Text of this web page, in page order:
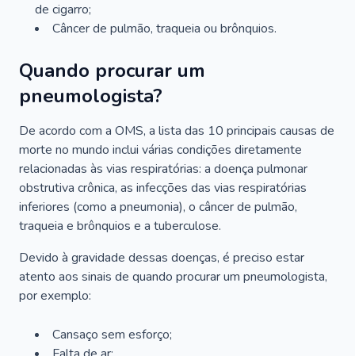
de cigarro;
Câncer de pulmão, traqueia ou brônquios.
Quando procurar um
pneumologista?
De acordo com a OMS, a lista das 10 principais causas de
morte no mundo inclui várias condições diretamente
relacionadas às vias respiratórias: a doença pulmonar
obstrutiva crônica, as infecções das vias respiratórias
inferiores (como a pneumonia), o câncer de pulmão,
traqueia e brônquios e a tuberculose.
Devido à gravidade dessas doenças, é preciso estar
atento aos sinais de quando procurar um pneumologista,
por exemplo:
Cansaço sem esforço;